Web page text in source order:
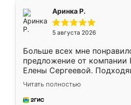
Аринка Р.
5 августа 2026
Больше всех мне
предложение от компании
Елены Сергеевой.
короткие сроки
для замера сотрудник
предложил по моему
Читать полностью